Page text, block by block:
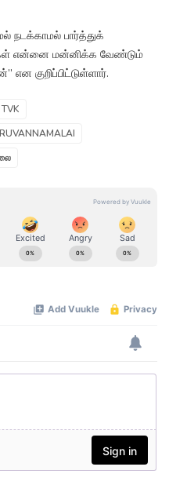
நடக்காமல் பார்த்துக்
என்னை மன்னிக்க வேண்டும்
குறிப்பிட்டுள்ளார்.